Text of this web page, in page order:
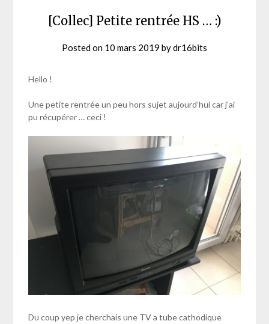
[Collec] Petite rentrée HS … :)
Posted on 10 mars 2019 bydr16bits
Hello !
Une petite rentrée un peu hors sujet aujourd’hui car j’ai
pu récupérer … ceci !
Du coup yep je cherchais une TV a tube cathodique